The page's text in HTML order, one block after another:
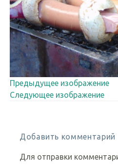
Предыдущее изображение
Следующее изображение
Добавить комментарий
Для отправки